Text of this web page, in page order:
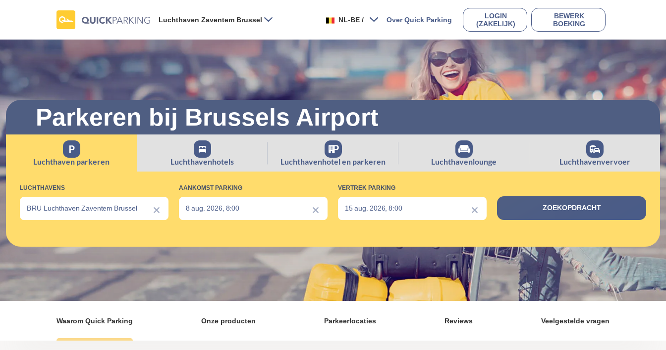
Luchthaven Zaventem Brussel NL-BE / Over Quick Parking
LOGIN
(ZAKELIJK)
BEWERK
BOEKING
Parkeren bij Brussels Airport
Luchthaven parkeren Luchthavenhotels Luchthavenhotel en parkeren Luchthavenlounge Luchthavenvervoer
LUCHTHAVENS AANKOMST PARKING VERTREK PARKING
ZOEKOPDRACHT
Waarom Quick Parking Onze producten Parkeerlocaties Reviews Veelgestelde vragen